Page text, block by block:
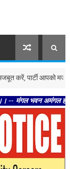
पार्टी आपको मजबूत करेगी
अमंगल हारी।